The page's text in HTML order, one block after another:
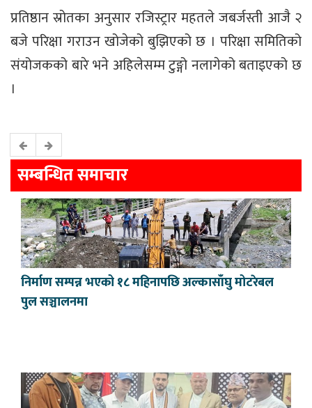
प्रतिष्ठान स्रोतका अनुसार रजिस्ट्रार महतले जबर्जस्ती आजै २
बजे परिक्षा गराउन खोजेको बुझिएको छ । परिक्षा समितिको
संयोजकको बारे भने अहिलेसम्म टुङ्गो नलागेको बताइएको छ
।
सम्बन्धित समाचार
निर्माण सम्पन्न भएको १८ महिनापछि अल्कासाँघु मोटरेबल
पुल सञ्चालनमा